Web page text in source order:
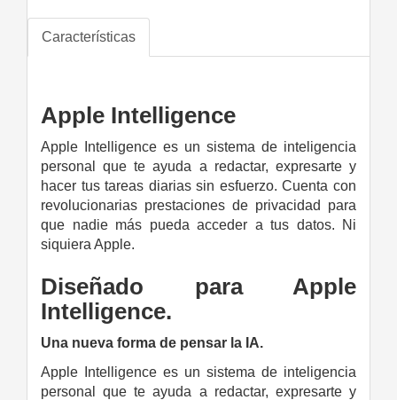
Características
Apple Intelligence
Apple Intelligence es un sistema de inteligencia
personal que te ayuda a redactar, expresarte y
hacer tus tareas diarias sin esfuerzo. Cuenta con
revolucionarias prestaciones de privacidad para
que nadie más pueda acceder a tus datos. Ni
siquiera Apple.
Diseñado para Apple
Intelligence.
Una nueva forma de pensar la IA.
Apple Intelligence es un sistema de inteligencia
personal que te ayuda a redactar, expresarte y